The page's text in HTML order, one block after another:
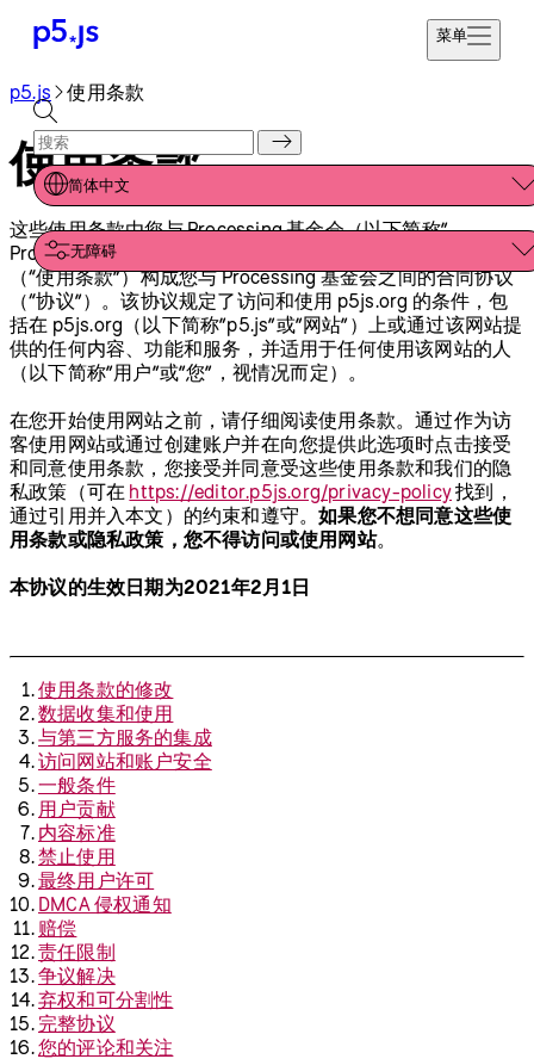
菜单
参考
教程
示例
贡献
社区
关于
捐赠
简体中文
无障碍
p5.js 使用条款
使用条款
这些使用条款由您与 Processing 基金会（以下简称”
Processing 基金会”或”我们”）共同订立。以下条款和条件
（“使用条款”）构成您与 Processing 基金会之间的合同协议
（“协议”）。该协议规定了访问和使用 p5js.org 的条件，包
括在 p5js.org（以下简称”p5.js”或”网站”）上或通过该网站提
供的任何内容、功能和服务，并适用于任何使用该网站的人
（以下简称”用户”或”您”，视情况而定）。
在您开始使用网站之前，请仔细阅读使用条款。通过作为访
客使用网站或通过创建账户并在向您提供此选项时点击接受
和同意使用条款，您接受并同意受这些使用条款和我们的隐
私政策（可在 https://editor.p5js.org/privacy-policy找到，
通过引用并入本文）的约束和遵守。如果您不想同意这些使
用条款或隐私政策，您不得访问或使用网站。
本协议的生效日期为2021年2月1日
使用条款的修改
数据收集和使用
与第三方服务的集成
访问网站和账户安全
一般条件
用户贡献
内容标准
禁止使用
最终用户许可
DMCA 侵权通知
赔偿
责任限制
争议解决
弃权和可分割性
完整协议
您的评论和关注